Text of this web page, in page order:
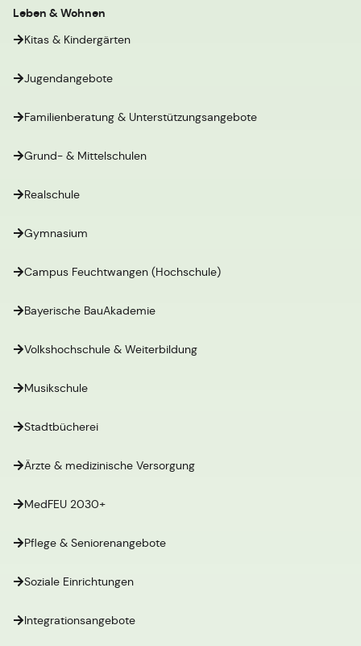
Leben & Wohnen
Kitas & Kindergärten
Jugendangebote
Familienberatung & Unterstützungsangebote
Grund- & Mittelschulen
Realschule
Gymnasium
Campus Feuchtwangen (Hochschule)
Bayerische BauAkademie
Volkshochschule & Weiterbildung
Musikschule
Stadtbücherei
Ärzte & medizinische Versorgung
MedFEU 2030+
Pflege & Seniorenangebote
Soziale Einrichtungen
Integrationsangebote